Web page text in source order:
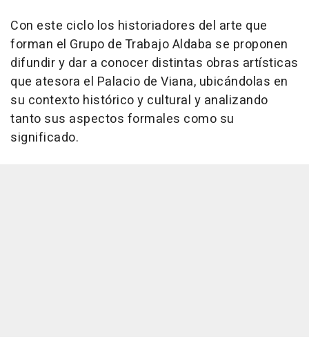
Con este ciclo los historiadores del arte que
forman el Grupo de Trabajo Aldaba se proponen
difundir y dar a conocer distintas obras artísticas
que atesora el Palacio de Viana, ubicándolas en
su contexto histórico y cultural y analizando
tanto sus aspectos formales como su
significado.